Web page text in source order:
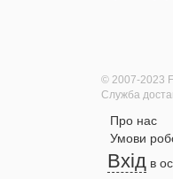
© 2007-2023
Служба
Про нас
Умови
Вхід в